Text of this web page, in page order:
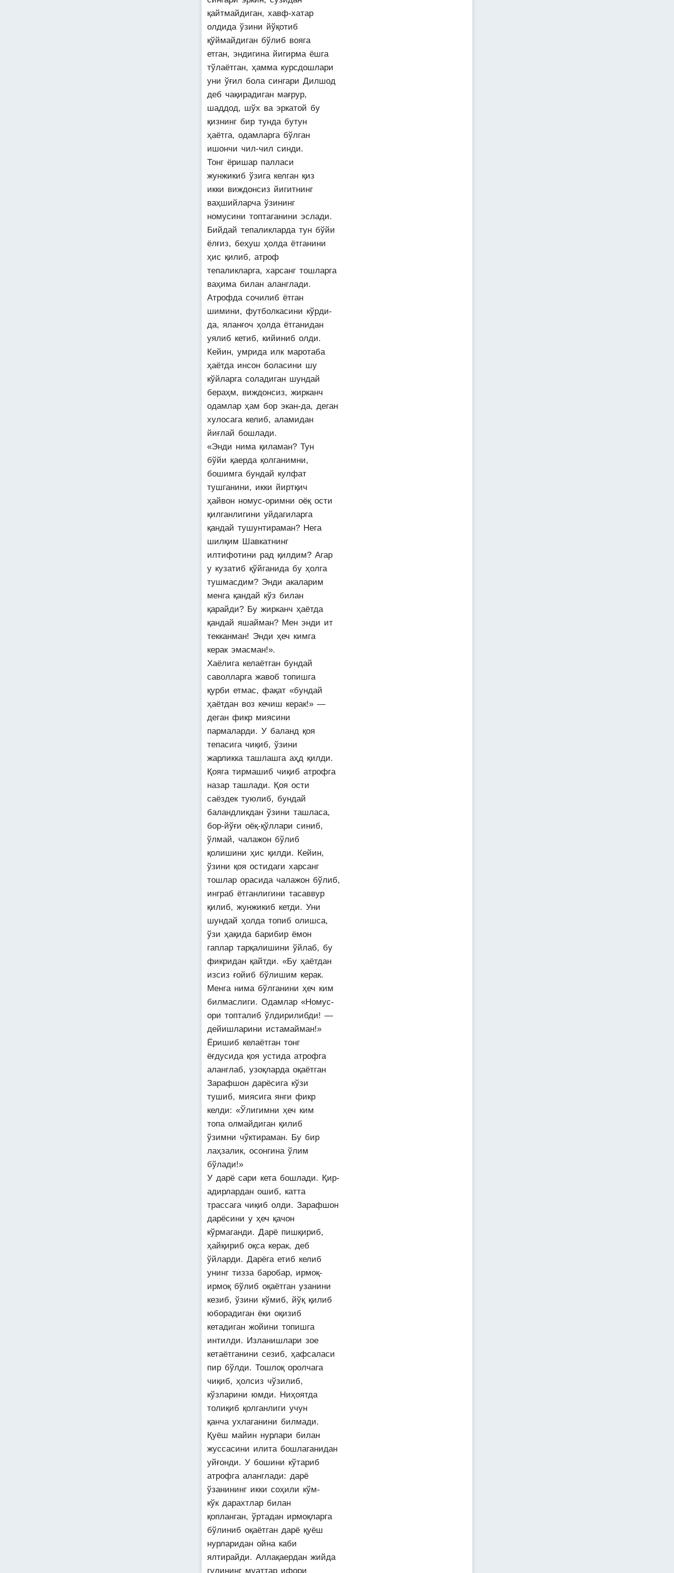
қайтмайдиган, хавф-хатар
олдида ўзини йўқотиб
қўймайдиган бўлиб вояга
етган, эндигина йигирма ёшга
тўлаётган, ҳамма курсдошлари
уни ўғил бола сингари Дилшод
деб чақирадиган мағрур,
шаддод, шўх ва эркатой бу
қизнинг бир тунда бутун
ҳаётга, одамларга бўлган
ишончи чил-чил синди.
Тонг ёришар палласи
жунжикиб ўзига келган қиз
икки виждонсиз йигитнинг
ваҳшийларча ўзининг
номусини топтаганини эслади.
Бийдай тепаликларда тун бўйи
ёлғиз, беҳуш ҳолда ётганини
ҳис қилиб, атроф
тепаликларга, харсанг тошларга
ваҳима билан аланглади.
Атрофда сочилиб ётган
шимини, футболкасини кўрди-
да, яланғоч ҳолда ётганидан
уялиб кетиб, кийиниб олди.
Кейин, умрида илк маротаба
ҳаётда инсон боласини шу
кўйларга соладиган шундай
бераҳм, виждонсиз, жирканч
одамлар ҳам бор экан-да, деган
хулосага келиб, аламидан
йиғлай бошлади.
«Энди нима қиламан? Тун
бўйи қаерда қолганимни,
бошимга бундай кулфат
тушганини, икки йиртқич
ҳайвон номус-оримни оёқ ости
қилганлигини уйдагиларга
қандай тушунтираман? Нега
шилқим Шавкатнинг
илтифотини рад қилдим? Агар
у кузатиб қўйганида бу ҳолга
тушмасдим? Энди акаларим
менга қандай кўз билан
қарайди? Бу жирканч ҳаётда
қандай яшайман? Мен энди ит
текканман! Энди ҳеч кимга
керак эмасман!».
Хаёлига келаётган бундай
саволларга жавоб топишга
қурби етмас, фақат «бундай
ҳаётдан воз кечиш керак!» —
деган фикр миясини
пармаларди. У баланд қоя
тепасига чиқиб, ўзини
жарликка ташлашга аҳд қилди.
Қояга тирмашиб чиқиб атрофга
назар ташлади. Қоя ости
саёздек туюлиб, бундай
баландликдан ўзини ташласа,
бор-йўғи оёқ-қўллари синиб,
ўлмай, чалажон бўлиб
қолишини ҳис қилди. Кейин,
ўзини қоя остидаги харсанг
тошлар орасида чалажон бўлиб,
инграб ётганлигини тасаввур
қилиб, жунжикиб кетди. Уни
шундай ҳолда топиб олишса,
ўзи ҳақида барибир ёмон
гаплар тарқалишини ўйлаб, бу
фикридан қайтди. «Бу ҳаётдан
изсиз ғойиб бўлишим керак.
Менга нима бўлганини ҳеч ким
билмаслиги. Одамлар «Номус-
ори топталиб ўлдирилибди! —
дейишларини истамайман!»
Ёришиб келаётган тонг
ёғдусида қоя устида атрофга
аланглаб, узоқларда оқаётган
Зарафшон дарёсига кўзи
тушиб, миясига янги фикр
келди: «Ўлигимни ҳеч ким
топа олмайдиган қилиб
ўзимни чўктираман. Бу бир
лаҳзалик, осонгина ўлим
бўлади!»
У дарё сари кета бошлади. Қир-
адирлардан ошиб, катта
трассага чиқиб олди. Зарафшон
дарёсини у ҳеч қачон
кўрмаганди. Дарё пишқириб,
ҳайқириб оқса керак, деб
ўйларди. Дарёга етиб келиб
унинг тизза баробар, ирмоқ-
ирмоқ бўлиб оқаётган узанини
кезиб, ўзини кўмиб, йўқ қилиб
юборадиган ёки оқизиб
кетадиган жойини топишга
интилди. Изланишлари зое
кетаётганини сезиб, ҳафсаласи
пир бўлди. Тошлоқ оролчага
чиқиб, ҳолсиз чўзилиб,
кўзларини юмди. Ниҳоятда
толиқиб қолганлиги учун
қанча ухлаганини билмади.
Қуёш майин нурлари билан
жуссасини илита бошлаганидан
уйғонди. У бошини кўтариб
атрофга аланглади: дарё
ўзанининг икки соҳили кўм-
кўк дарахтлар билан
қопланган, ўртадан ирмоқларга
бўлиниб оқаётган дарё қуёш
нурларидан ойна каби
ялтирайди. Аллақаердан жийда
гулининг муаттар ифори